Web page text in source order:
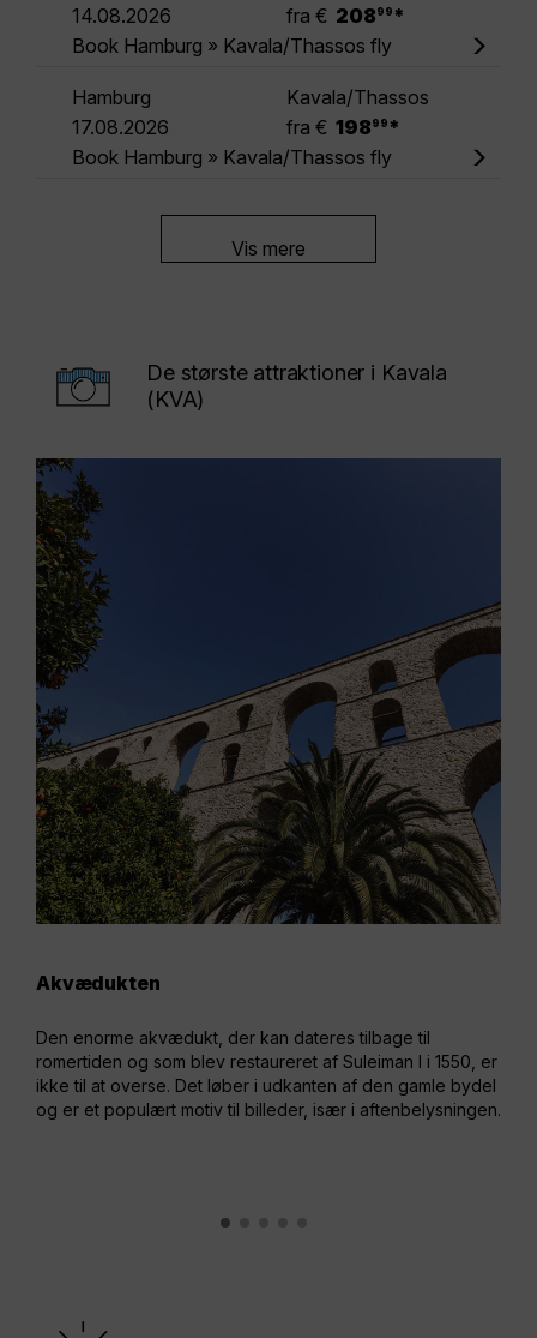
14.08.2026
fra € 208 99 *
Book Hamburg » Kavala/Thassos fly
Hamburg
Kavala/Thassos
17.08.2026
fra € 198 99 *
Book Hamburg » Kavala/Thassos fly
Vis mere
De største attraktioner i Kavala
(KVA)
Akvædukten
Den enorme akvædukt, der kan dateres tilbage til
romertiden og som blev restaureret af Suleiman I i 1550, er
ikke til at overse. Det løber i udkanten af den gamle bydel
og er et populært motiv til billeder, især i aftenbelysningen.